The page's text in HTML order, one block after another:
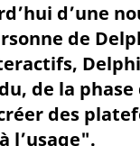
d’une
de
de la phase
des
l’usage".